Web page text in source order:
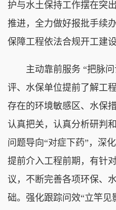
护与水土保持工作摆在突
推进，全力做好报批手续
保障工程依法合规开工建设
主动靠前服务 “把脉问
评、水保单位提前了解工
存在的环境敏感区、水保
认真把关，认真分析研判
问题导向“对症下药”，深
提前介入工程前期，有针
议，不断完善各项环保、
础。强化跟踪问效“立竿